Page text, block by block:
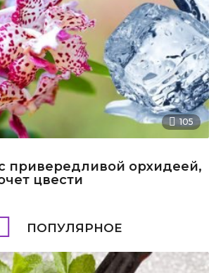
105
привередливой орхидеей,
цвести
ПОПУЛЯРНОЕ